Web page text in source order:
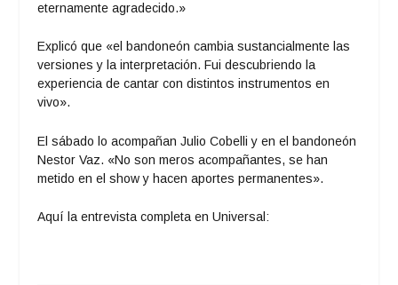
eternamente agradecido.»
Explicó que «el bandoneón cambia sustancialmente las
versiones y la interpretación. Fui descubriendo la
experiencia de cantar con distintos instrumentos en
vivo».
El sábado lo acompañan Julio Cobelli y en el bandoneón
Nestor Vaz. «No son meros acompañantes, se han
metido en el show y hacen aportes permanentes».
Aquí la entrevista completa en Universal: